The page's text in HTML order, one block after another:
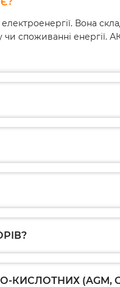
найпоширеніші помилки,
послідовного підключення,
Вона
споживанні енергії.
КИСЛОТНИХ (AGM,